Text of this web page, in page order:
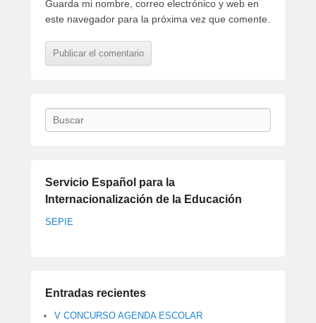
Guarda mi nombre, correo electrónico y web en
este navegador para la próxima vez que comente.
Buscar
Servicio Español para la
Internacionalización de la Educación
SEPIE
Entradas recientes
V CONCURSO AGENDA ESCOLAR